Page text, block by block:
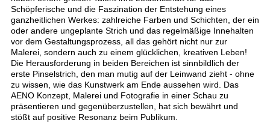
Schöpferische und die Faszination der Entstehung eines
ganzheitlichen Werkes: zahlreiche Farben und Schichten, der ein
oder andere ungeplante Strich und das regelmäßige Innehalten
vor dem Gestaltungsprozess, all das gehört nicht nur zur
Malerei, sondern auch zu einem glücklichen, kreativen Leben!
Die Herausforderung in beiden Bereichen ist sinnbildlich der
erste Pinselstrich, den man mutig auf der Leinwand zieht - ohne
zu wissen, wie das Kunstwerk am Ende aussehen wird. Das
AENO Konzept, Malerei und Fotografie in einer Schau zu
präsentieren und gegenüberzustellen, hat sich bewährt und
stößt auf positive Resonanz beim Publikum.